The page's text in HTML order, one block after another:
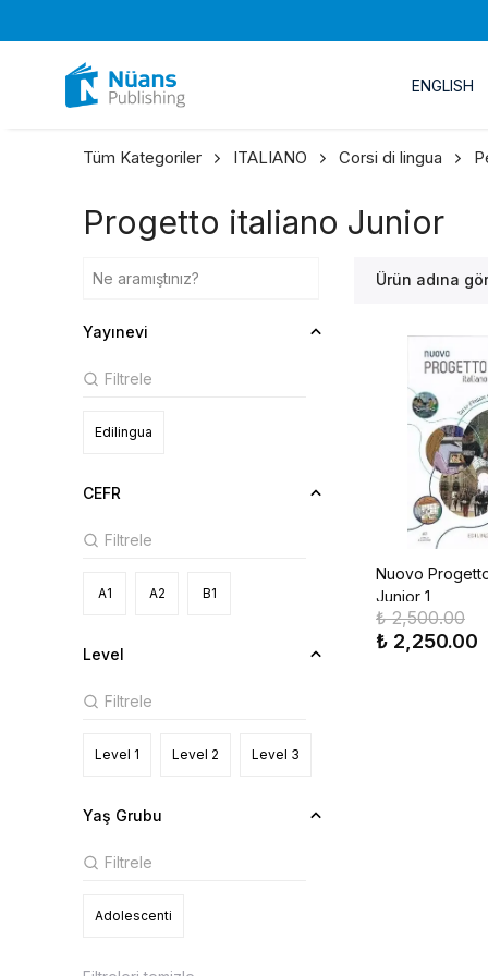
ENGLISH
Tüm Kategoriler ITALIANO Corsi di lingua
Progetto italiano Junior
Ürün adına
Yayınevi
Edilingua
CEFR
A1 A2 B1
Level
Level 1 Level 2 Level 3
Yaş Grubu
Adolescenti
Nuovo
Junior 1
₺ 2,500.00
₺ 2,250.00